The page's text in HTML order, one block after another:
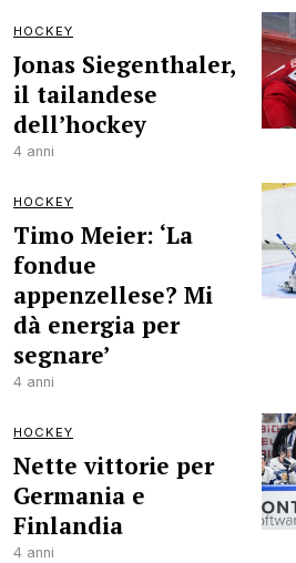
HOCKEY
Jonas Siegenthaler,
il tailandese
dell’hockey
4 anni
HOCKEY
Timo Meier: ‘La
fondue
appenzellese? Mi
dà energia per
segnare’
4 anni
HOCKEY
Nette vittorie per
Germania e
Finlandia
4 anni